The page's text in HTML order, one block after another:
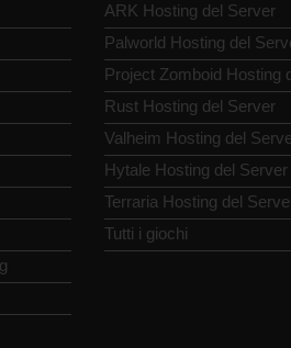
ARK Hosting del Server
Palworld Hosting del
Project Zomboid Hosting
Rust Hosting del Server
Valheim Hosting del
Hytale Hosting del Server
Terraria Hosting del
Tutti i giochi